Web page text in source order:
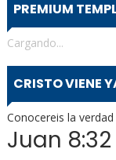
PREMIUM
Cargando...
CRISTO VIENE
Conocereis la
Juan 8:32